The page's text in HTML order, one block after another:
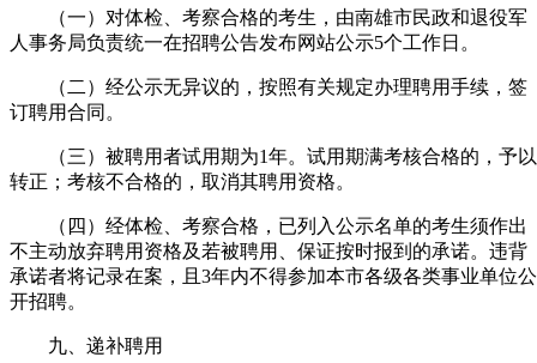
（一）对体检、考察合格的考生，由南雄市民政和退役军
人事务局负责统一在招聘公告发布网站公示5个工作日。
（二）经公示无异议的，按照有关规定办理聘用手续，签
订聘用合同。
（三）被聘用者试用期为1年。试用期满考核合格的，予以
转正；考核不合格的，取消其聘用资格。
（四）经体检、考察合格，已列入公示名单的考生须作出
不主动放弃聘用资格及若被聘用、保证按时报到的承诺。违背
承诺者将记录在案，且3年内不得参加本市各级各类事业单位公
开招聘。
九、递补聘用